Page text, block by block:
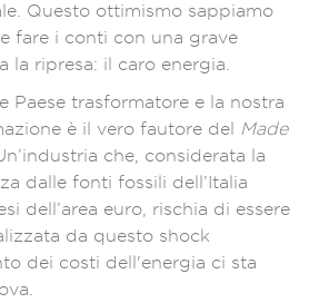
Questo ottimismo sappiamo
fare i conti con una grave
la ripresa: il caro energia.
Paese trasformatore e la nostra
è il vero fautore del
Made
che, considerata la
dalle fonti fossili dell’Italia
dell’area euro, rischia di essere
da questo shock
dei costi dell'energia ci sta